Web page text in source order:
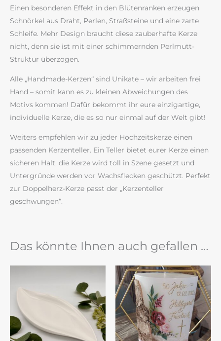
Einen besonderen Effekt in den Blütenranken erzeugen
Schnörkel aus Draht, Perlen, Straßsteine und eine zarte
Schleife. Mehr Design braucht diese zauberhafte Kerze
nicht, denn sie ist mit einer schimmernden Perlmutt-
Struktur überzogen.
Alle „Handmade-Kerzen“ sind Unikate – wir arbeiten frei
Hand – somit kann es zu kleinen Abweichungen des
Motivs kommen! Dafür bekommt ihr eure einzigartige,
individuelle Kerze, die es so nur einmal auf der Welt gibt!
Weiters empfehlen wir zu jeder Hochzeitskerze einen
passenden Kerzenteller. Ein Teller bietet eurer Kerze einen
sicheren Halt, die Kerze wird toll in Szene gesetzt und
Untergründe werden vor Wachsflecken geschützt. Perfekt
zur Doppelherz-Kerze passt der „Kerzenteller
geschwungen“.
Das könnte Ihnen auch gefallen …